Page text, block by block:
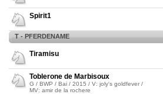
Spirit1
T - PFERDENAME
Tiramisu
Toblerone de Marbisoux
G / BWP / Bai / 2015 / V: joly's goldfever /
MV: amir de la rochere